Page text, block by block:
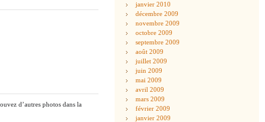
d’autres photos dans la
janvier 2010
décembre 2009
novembre 2009
octobre 2009
septembre 2009
août 2009
juillet 2009
juin 2009
mai 2009
avril 2009
mars 2009
février 2009
janvier 2009